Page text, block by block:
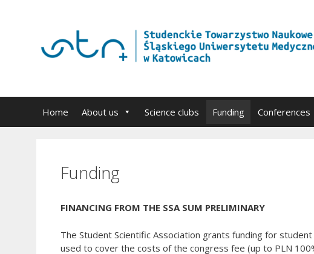
Home About us Science clubs Funding Conferences
Funding
FINANCING FROM THE SSA SUM PRELIMINARY
The Student Scientific Association grants funding for
used to cover the costs of the congress fee (up to PLN